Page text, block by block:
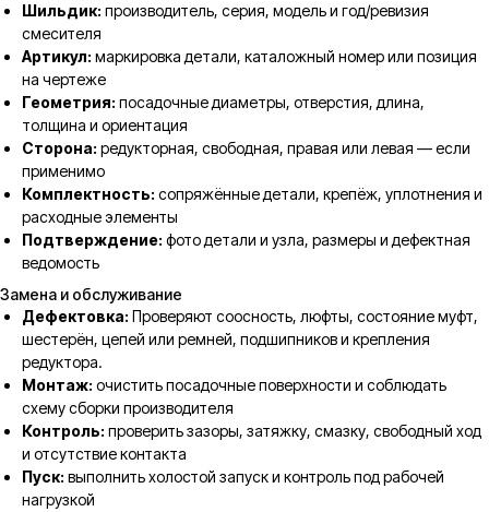
Шильдик: производитель, серия, модель и год/ревизия
смесителя
Артикул: маркировка детали, каталожный номер или позиция
на чертеже
Геометрия: посадочные диаметры, отверстия, длина,
толщина и ориентация
Сторона: редукторная, свободная, правая или левая — если
применимо
Комплектность: сопряжённые детали, крепёж, уплотнения и
расходные элементы
Подтверждение: фото детали и узла, размеры и дефектная
ведомость
Замена и обслуживание
Дефектовка: Проверяют соосность, люфты, состояние муфт,
шестерён, цепей или ремней, подшипников и крепления
редуктора.
Монтаж: очистить посадочные поверхности и соблюдать
схему сборки производителя
Контроль: проверить зазоры, затяжку, смазку, свободный ход
и отсутствие контакта
Пуск: выполнить холостой запуск и контроль под рабочей
нагрузкой